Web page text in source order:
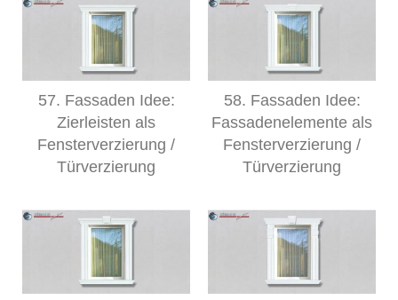
57. Fassaden Idee:
Zierleisten als
Fensterverzierung /
Türverzierung
58. Fassaden Idee:
Fassadenelemente als
Fensterverzierung /
Türverzierung